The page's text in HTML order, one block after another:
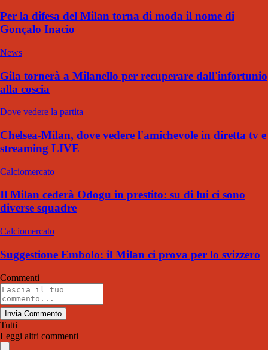
Per la difesa del Milan torna di moda il nome di
Gonçalo Inacio
News
Gila tornerà a Milanello per recuperare dall'infortunio
alla coscia
Dove vedere la partita
Chelsea-Milan, dove vedere l'amichevole in diretta tv e
streaming LIVE
Calciomercato
Il Milan cederà Odogu in prestito: su di lui ci sono
diverse squadre
Calciomercato
Suggestione Embolo: il Milan ci prova per lo svizzero
Commenti
Invia Commento
Tutti
Leggi altri commenti